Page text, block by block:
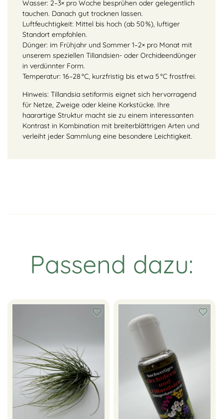
Wasser: 2–3× pro Woche besprühen oder gelegentlich
tauchen. Danach gut trocknen lassen.
Luftfeuchtigkeit: Mittel bis hoch (ab 50 %), luftiger
Standort empfohlen.
Dünger: im Frühjahr und Sommer 1–2× pro Monat mit
unserem speziellen Tillandsien- oder Orchideendünger
in verdünnter Form.
Temperatur: 16–28 °C, kurzfristig bis etwa 5 °C frostfrei.
Hinweis: Tillandsia setiformis eignet sich hervorragend
für Netze, Zweige oder kleine Korkstücke. Ihre
haarartige Struktur macht sie zu einem interessanten
Kontrast in Kombination mit breiterblättrigen Arten und
verleiht jeder Sammlung eine besondere Leichtigkeit.
Passend dazu: